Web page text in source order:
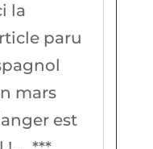
la
paru
mars
est